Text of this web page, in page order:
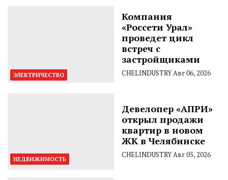
ЭЛЕКТРИЧЕСТВО
Компания
«Россети Урал»
проведет цикл
встреч с
застройщиками
CHELINDUSTRYАвг 06, 2026
НЕДВИЖИМОСТЬ
Девелопер «АПРИ»
открыл продажи
квартир в новом
ЖК в Челябинске
CHELINDUSTRYАвг 05, 2026